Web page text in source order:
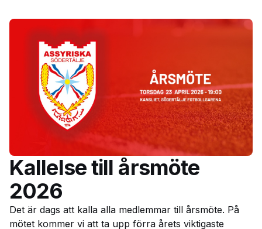
Kallelse till årsmöte
2026
Det är dags att kalla alla medlemmar till årsmöte. På
mötet kommer vi att ta upp förra årets viktigaste